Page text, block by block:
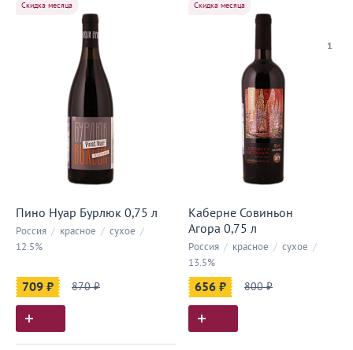
Скидка месяца
Пино Нуар Бурлюк 0,75 л
Россия / красное / сухое /
12.5%
709 ₽ 870 ₽
1
Скидка месяца
Каберне Совиньон
Агора 0,75 л
Россия / красное / сухое /
13.5%
656 ₽ 800 ₽